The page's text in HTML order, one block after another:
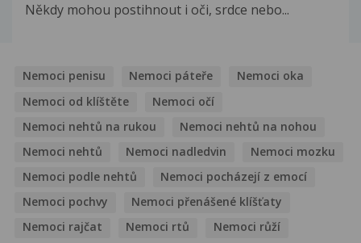
Někdy mohou postihnout i oči, srdce nebo...
Nemoci penisu Nemoci páteře
Nemoci oka
Nemoci od klíštěte
Nemoci očí
Nemoci nehtů na rukou
Nemoci nehtů na nohou
Nemoci nehtů
Nemoci nadledvin
Nemoci mozku
Nemoci podle nehtů
Nemoci pocházejí z emocí
Nemoci pochvy
Nemoci přenášené klíšťaty
Nemoci rajčat
Nemoci rtů
Nemoci růží